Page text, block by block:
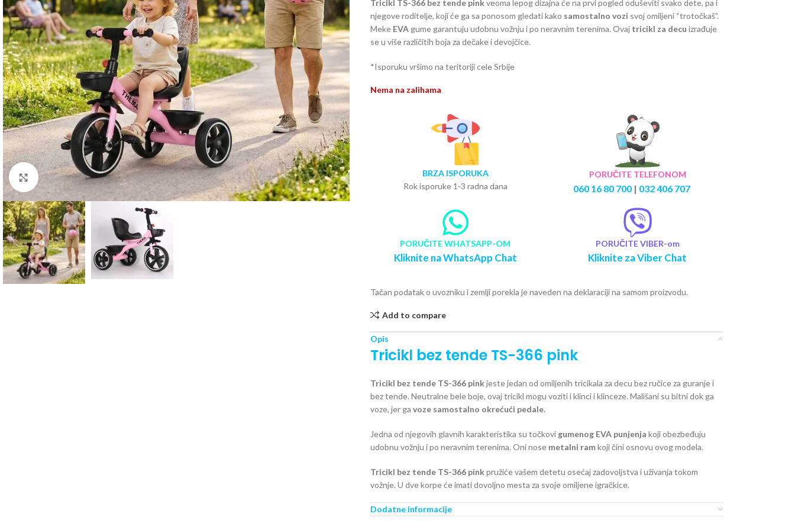
Click to enlarge
Tricikl TS-366 bez tende pinkveoma lepog dizajna će na prvi pogled oduševiti svako dete, pa i
njegove roditelje, koji će ga sa ponosom gledati kako samostalno vozi svoj omiljeni “trotočkaš”.
Meke EVAgume garantuju udobnu vožnju i po neravnim terenima. Ovaj tricikl za decu izrađuje
se u više različitih boja za dečake i devojčice.
*Isporuku vršimo na teritoriji cele Srbije
Nema na zalihama
BRZA ISPORUKA
Rok isporuke 1-3 radna dana
PORUČITE TELEFONOM
060 16 80 700| 032 406 707
PORUČITE WHATSAPP-OM
Kliknite na WhatsApp Chat
PORUČITE VIBER-om
Kliknite za Viber Chat
Tačan podatak o uvozniku i zemlji porekla je naveden na deklaraciji na samom proizvodu.
Add to compare
Opis
Tricikl bez tende TS-366 pink
Tricikl bez tende TS-366 pinkjeste jedan od omiljenih tricikala za decu bez ručice za guranje i
bez tende. Neutralne bele boje, ovaj tricikl mogu voziti i klinci i klinceze. Mališani su bitni dok ga
voze, jer ga voze samostalno okrećući pedale.
Jedna od njegovih glavnih karakteristika su točkovi gumenog EVA punjenja koji obezbeđuju
udobnu vožnju i po neravnim terenima. Oni nose metalni ramkoji čini osnovu ovog modela.
Tricikl bez tende TS-366 pinkpružiće vašem detetu osećaj zadovoljstva i uživanja tokom
vožnje. U dve korpe će imati dovoljno mesta za svoje omiljene igračkice.
Osnovne karakteristike:
Dodatne informacije